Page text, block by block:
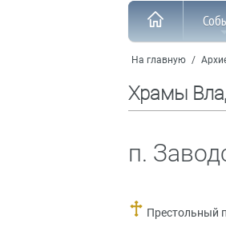
На главную /
Храмы
п.
Престольный